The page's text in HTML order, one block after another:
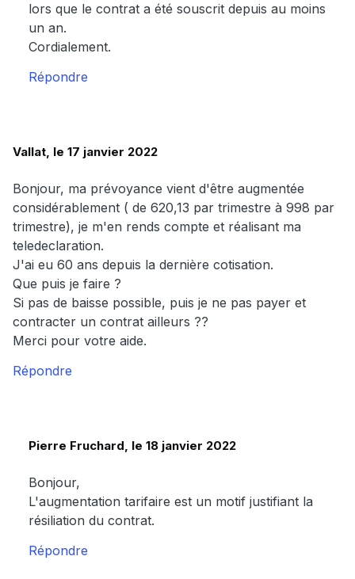
lors que le contrat a été souscrit depuis au moins
un an.
Cordialement.
Répondre
Vallat, le 17 janvier 2022
Bonjour, ma prévoyance vient d'être augmentée
considérablement ( de 620,13 par trimestre à 998 par
trimestre), je m'en rends compte et réalisant ma
teledeclaration.
J'ai eu 60 ans depuis la dernière cotisation.
Que puis je faire ?
Si pas de baisse possible, puis je ne pas payer et
contracter un contrat ailleurs ??
Merci pour votre aide.
Répondre
Pierre Fruchard, le 18 janvier 2022
Bonjour,
L'augmentation tarifaire est un motif justifiant la
résiliation du contrat.
Répondre